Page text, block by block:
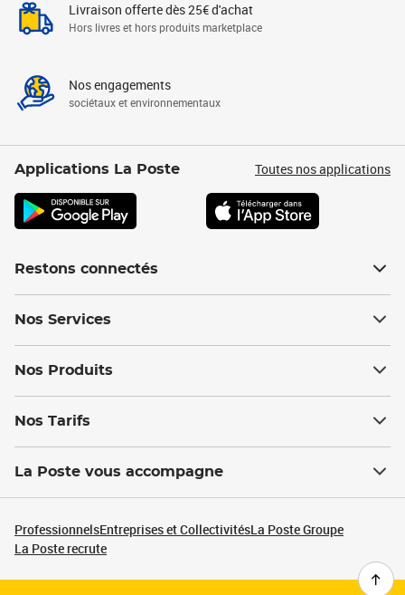
Livraison offerte dès 25€ d'achat
Hors livres et hors produits marketplace
Nos engagements
sociétaux et environnementaux
Applications La Poste Toutes nos applications
Restons connectés
Nos Services
Nos Produits
Nos Tarifs
La Poste vous accompagne
ProfessionnelsEntreprises et CollectivitésLa Poste Groupe
La Poste recrute